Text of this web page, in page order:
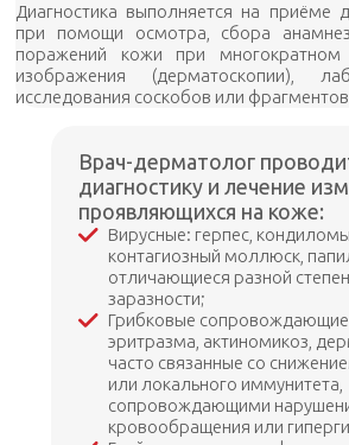
Диагностика выполняется на приёме
при помощи осмотра, сбора
поражений кожи при многократном
изображения (дерматоскопии),
исследования соскобов или фрагментов
Врач-дерматолог
диагностику и лечение
проявляющихся на коже:
Вирусные: герпес, кондиломы,
контагиозный моллюск,
отличающиеся разной
заразности;
Грибковые
эритразма, актиномикоз,
часто связанные со
или локального иммунитета,
сопровождающими
кровообращения или